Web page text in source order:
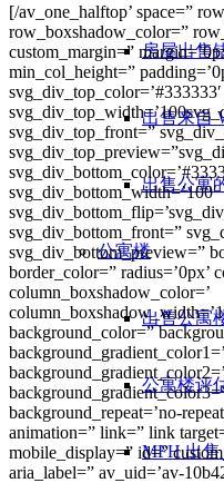
房屋出售
出售来自
出售公寓
公寓楼
出售公寓
公寓楼评
MFH 出
[/av_one_halftop’ space=”
row_boxshadow_color=”
custom_margin=”
min_col_height=”
svg_div_top_front=”
svg_div_bottom_width=’100′
svg_div_bottom_front=”
svg_div_bottom_preview=”
border_color=” radius=’0px’
column_boxshadow_color=’
background_color=”
background_repeat=’no-
animation=” link=” link
mobile_display=” id=”
aria_label=” av_uid=’av-